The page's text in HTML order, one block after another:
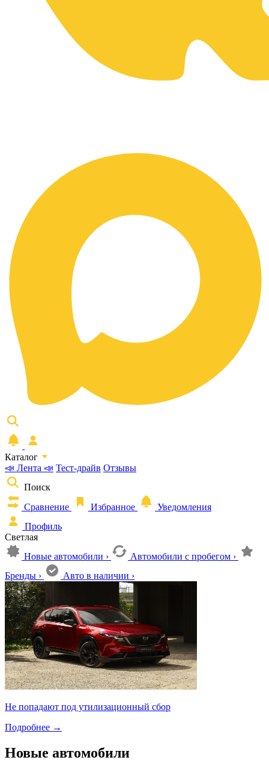
Каталог
📣 Лента 📣 Тест-драйв Отзывы
Поиск
Сравнение
Избранное
Уведомления
Профиль
Светлая
Новые автомобили › Автомобили с пробегом ›
Бренды › Авто в наличии ›
Не попадают под утилизационный сбор
Подробнее →
Новые автомобили